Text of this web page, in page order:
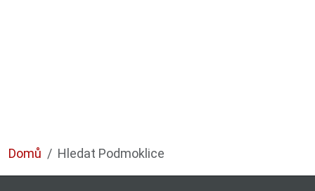
Domů Hledat Podmoklice